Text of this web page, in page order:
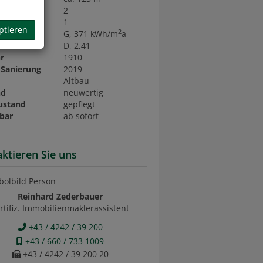
2
1
G, 371 kWh/m2a
D, 2,41
1910
2019
Altbau
neuwertig
gepflegt
ab sofort
Sie uns
Reinhard Zederbauer
Immobilienmaklerassistent
+43 / 4242 / 39 200
+43 / 660 / 733 1009
+43 / 4242 / 39 200 20